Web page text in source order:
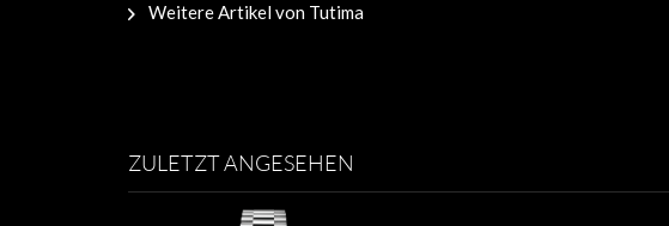
Weitere Artikel von Tutima
ZULETZT ANGESEHEN